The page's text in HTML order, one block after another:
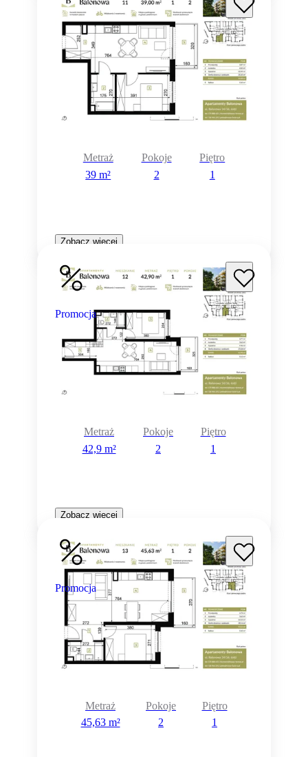
Metraż
39 m²
Pokoje
2
Piętro
1
Zobacz więcej
Promocja
Metraż
42,9 m²
Pokoje
2
Piętro
1
Zobacz więcej
Promocja
Metraż
45,63 m²
Pokoje
2
Piętro
1